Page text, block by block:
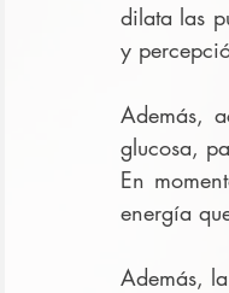
dilata las
y
Además,
glucosa,
En
energía
Además,